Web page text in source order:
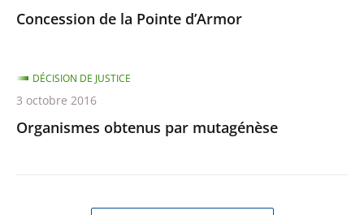
Concession de la Pointe d’Armor
Organismes obtenus par mutagénèse
DÉCISION DE JUSTICE
3 octobre 2016